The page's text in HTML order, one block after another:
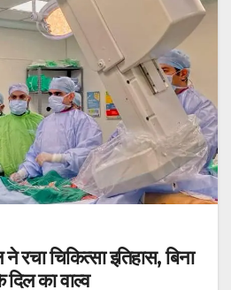
रचा चिकित्सा इतिहास, बिना
का वाल्व